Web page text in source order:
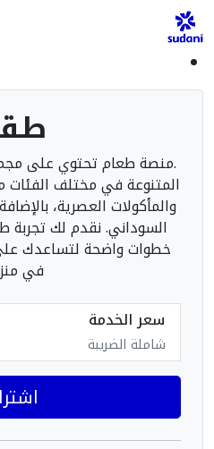
.منصة طعام تحتوي على
المتنوعة في مختلف الفئات
والمأكولات العصرية،
السوداني. نقدم لك
خطوات واضحة لتساعدك
في
سعر الخدمة
شاملة الضريبة